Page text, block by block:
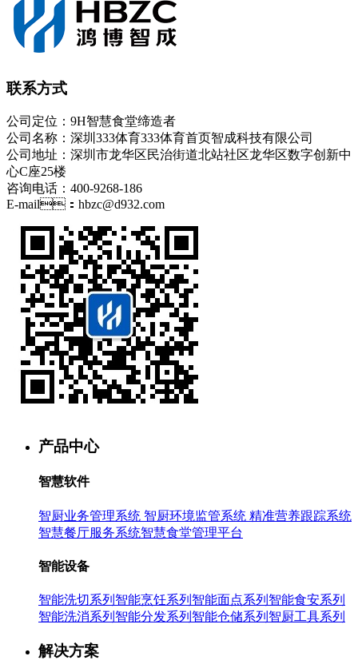
联系方式
公司定位：9H智慧食堂缔造者
公司名称：深圳333体育333体育首页智成科技有限公司
公司地址：深圳市龙华区民治街道北站社区龙华区数字创新中
心C座25楼
咨询电话：400-9268-186
E-mail：hbzc@d932.com
产品中心
智慧软件
智厨业务管理系统 智厨环境监管系统 精准营养跟踪系统
智慧餐厅服务系统智慧食堂管理平台
智能设备
智能洗切系列 智能烹饪系列 智能面点系列 智能食安系列
智能洗消系列 智能分发系列 智能仓储系列 智厨工具系列
解决方案